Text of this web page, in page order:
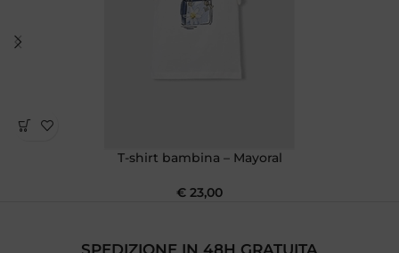
T-shirt bambina – Mayoral
€ 23,00
SPEDIZIONE IN 48H GRATUITA